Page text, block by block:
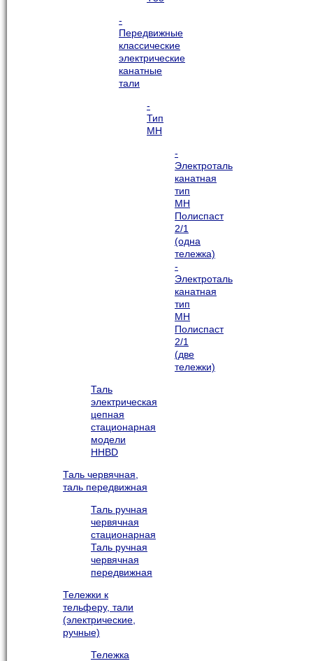
-
Передвижные
классические
электрические
канатные
тали
-
Тип
МН
-
Электроталь
канатная
тип
МН
Полиспаст
2/1
(одна
тележка)
-
Электроталь
канатная
тип
МН
Полиспаст
2/1
(две
тележки)
Таль
электрическая
цепная
стационарная
модели
HHBD
Таль червячная,
таль передвижная
Таль ручная
червячная
стационарная
Таль ручная
червячная
передвижная
Тележки к
тельферу, тали
(электрические,
ручные)
Тележка